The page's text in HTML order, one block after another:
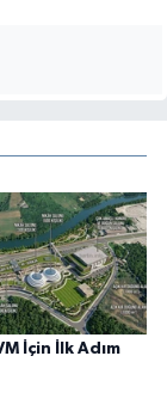
İçin İlk Adım